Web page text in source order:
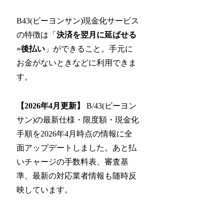
B43(ビーヨンサン)現金化サービス
の特徴は「 決済を翌月に延ばせる
=後払い」ができること。手元に
お金がないときなどに利用できま
す。
【2026年4月更新】
B/43(ビーヨン
サン)の最新仕様・限度額・現金化
手順を2026年4月時点の情報に全
面アップデートしました。あと払
いチャージの手数料表、審査基
準、最新の対応業者情報も随時反
映しています。